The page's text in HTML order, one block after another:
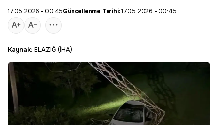
17.05.2026 - 00:45Güncellenme Tarihi:17.05.2026 - 00:45
Kaynak: ELAZIĞ (İHA)